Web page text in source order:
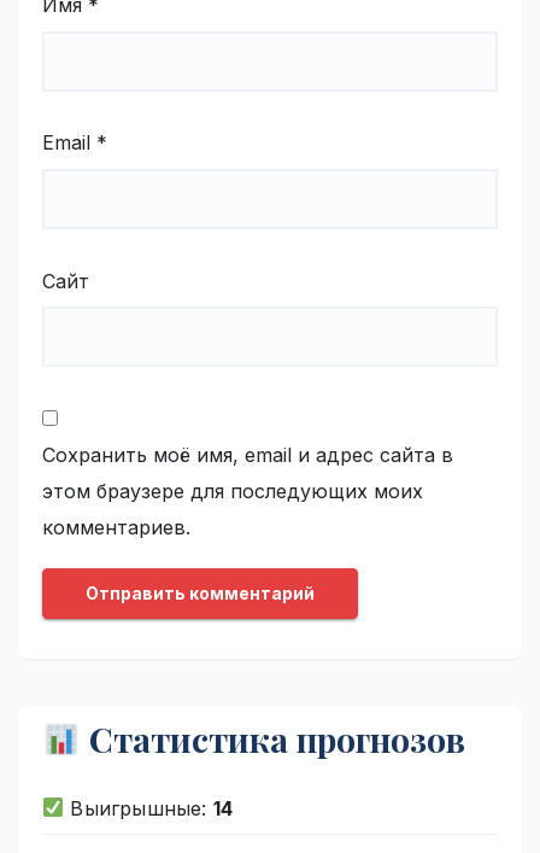
Имя *
Email *
Сайт
Сохранить моё имя, email и адрес сайта в
этом браузере для последующих моих
комментариев.
Статистика прогнозов
Выигрышные: 14